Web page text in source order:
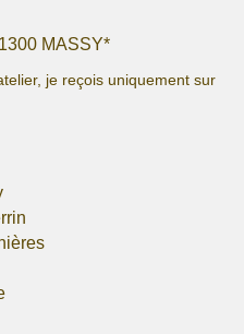
MASSY*
je reçois uniquement sur